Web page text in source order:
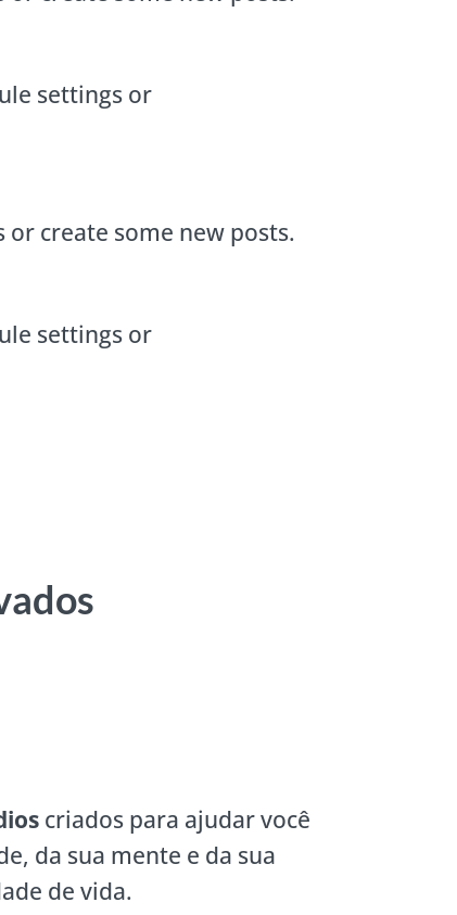
settings or
create some new posts.
settings or
criados para ajudar você
da sua mente e da sua
de vida.